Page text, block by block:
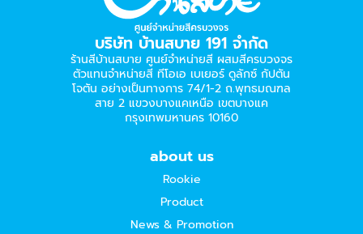
บริษัท บ้านสบาย 191 จำกัด
ร้านสีบ้านสบาย ศูนย์จำหน่ายสี ผสมสีครบวงจร
ตัวแทนจำหน่ายสี ทีโอเอ เบเยอร์​ ดูลักซ์ กัปตัน
โจตัน อย่างเป็นทางการ 74/1-2 ถ.พุทธมณฑล
สาย 2 แขวงบางแคเหนือ เขตบางแค
กรุงเทพมหานคร 10160
about us
Rookie
Product
News & Promotion